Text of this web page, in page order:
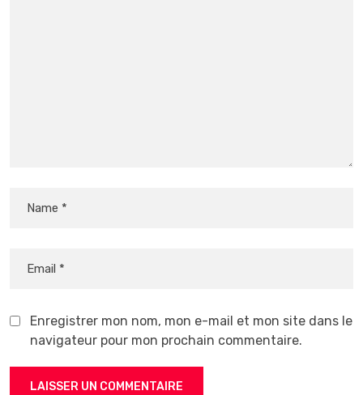
Enregistrer mon nom, mon e-mail et mon site dans le
navigateur pour mon prochain commentaire.